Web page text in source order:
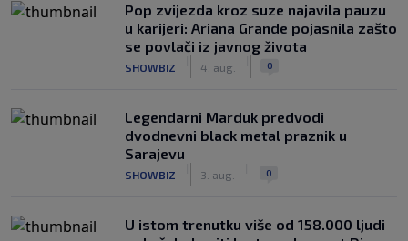
Pop zvijezda kroz suze najavila pauzu
u karijeri: Ariana Grande pojasnila zašto
se povlači iz javnog života
SHOWBIZ 4. aug. 0
Legendarni Marduk predvodi
dvodnevni black metal praznik u
Sarajevu
SHOWBIZ 3. aug. 0
U istom trenutku više od 158.000 ljudi